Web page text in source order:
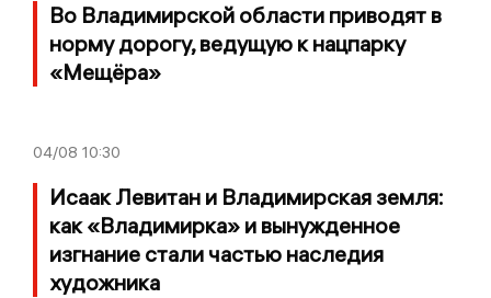
Во Владимирской области приводят в
норму дорогу, ведущую к нацпарку
«Мещёра»
04/08 10:30
Исаак Левитан и Владимирская земля:
как «Владимирка» и вынужденное
изгнание стали частью наследия
художника